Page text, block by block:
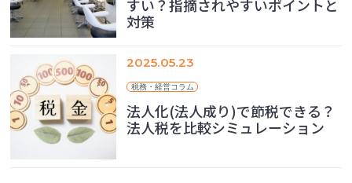
すい？指摘されやすいポイントと
対策
2025.05.23
税務・経営コラム
法人化(法人成り)で節税できる？
法人税を比較シミュレーション